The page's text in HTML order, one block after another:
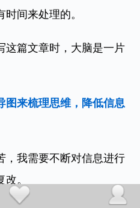
间来处理的。
这篇文章时，大脑是一片
图来梳理思维，降低信息
，我需要不断对信息进行
。